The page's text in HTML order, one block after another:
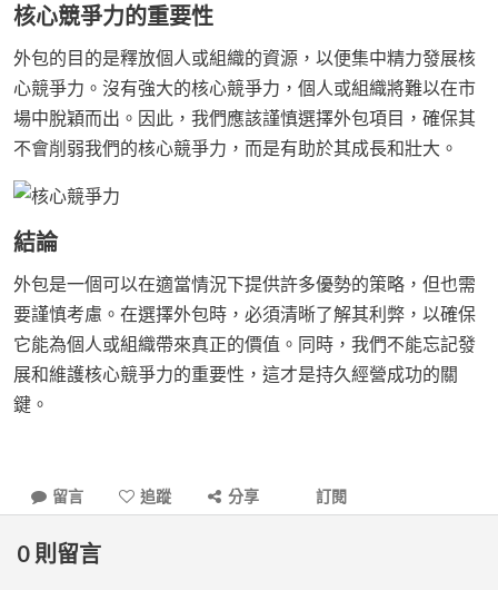
核心競爭力的重要性
外包的目的是釋放個人或組織的資源，以便集中精力發展核
心競爭力。沒有強大的核心競爭力，個人或組織將難以在市
場中脫穎而出。因此，我們應該謹慎選擇外包項目，確保其
不會削弱我們的核心競爭力，而是有助於其成長和壯大。
結論
外包是一個可以在適當情況下提供許多優勢的策略，但也需
要謹慎考慮。在選擇外包時，必須清晰了解其利弊，以確保
它能為個人或組織帶來真正的價值。同時，我們不能忘記發
展和維護核心競爭力的重要性，這才是持久經營成功的關
鍵。
留言 追蹤 分享 訂閱
0 則留言